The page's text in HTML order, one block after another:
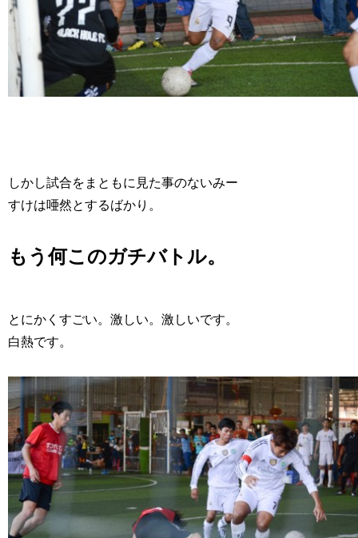
しかし試合をまともに見た事のないみー
すけは唖然とするばかり。
もう何このガチバトル。
とにかくすごい。激しい。激しいです。
白熱です。